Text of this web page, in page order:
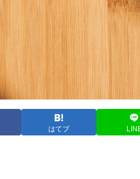
はてブ